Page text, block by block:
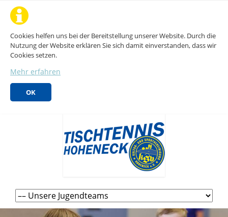
Cookies helfen uns bei der Bereitstellung unserer Website. Durch die
Nutzung der Website erklären Sie sich damit einverstanden, dass wir
Cookies setzen.
Mehr erfahren
OK
Navigation
überspringen